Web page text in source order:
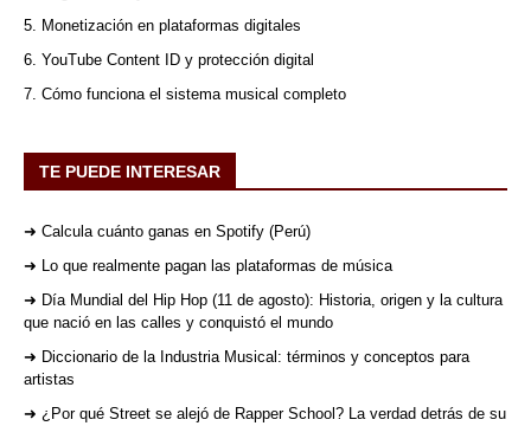
5. Monetización en plataformas digitales
6. YouTube Content ID y protección digital
7. Cómo funciona el sistema musical completo
TE PUEDE INTERESAR
➜ Calcula cuánto ganas en Spotify (Perú)
➜ Lo que realmente pagan las plataformas de música
➜ Día Mundial del Hip Hop (11 de agosto): Historia, origen y la cultura
que nació en las calles y conquistó el mundo
➜ Diccionario de la Industria Musical: términos y conceptos para
artistas
➜ ¿Por qué Street se alejó de Rapper School? La verdad detrás de su